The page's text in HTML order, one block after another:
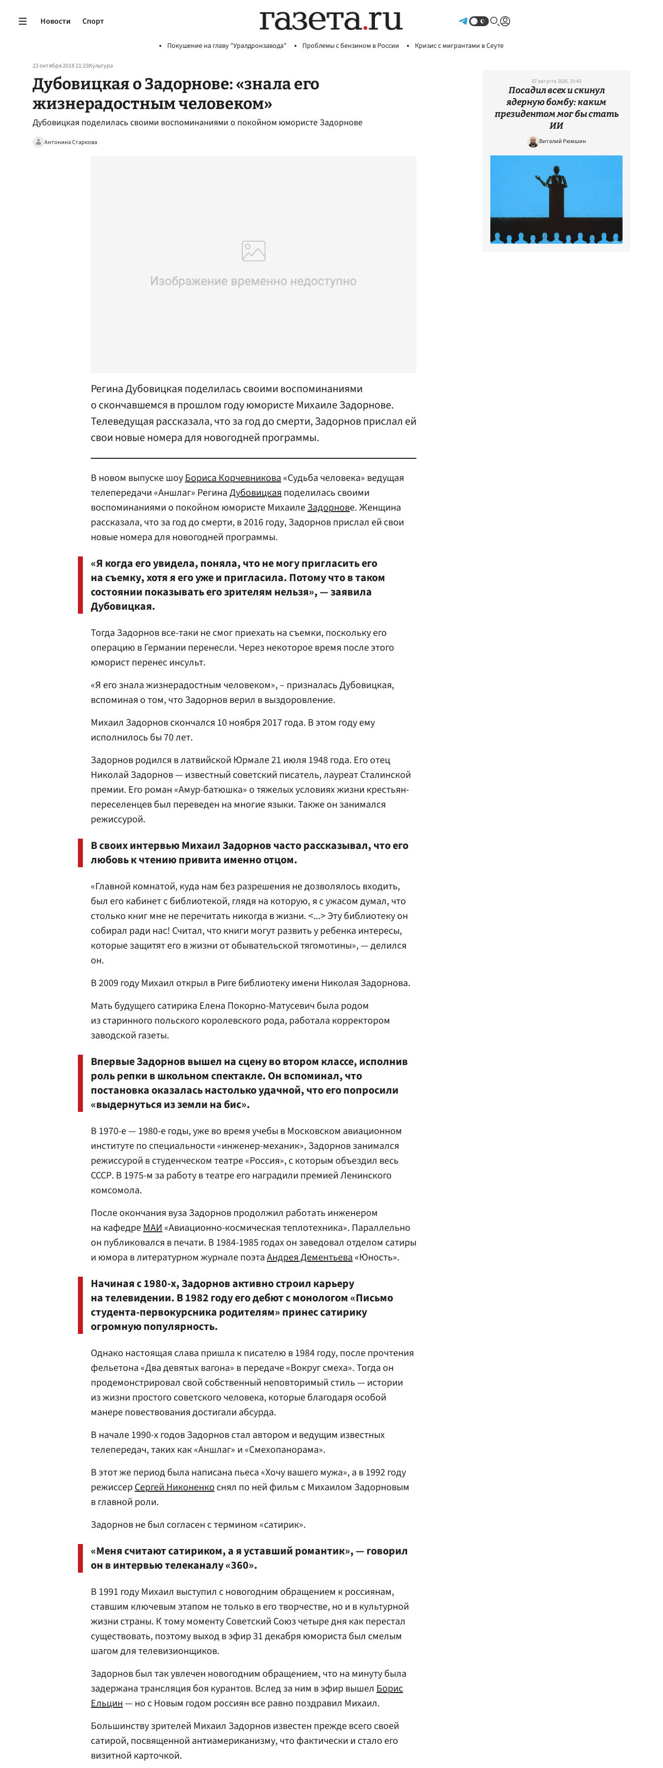
Новости Спорт
Покушение на главу "Уралдронзавода" Проблемы с бензином в России Кризис с мигрантами в Сеуте
22 октября 2018 21:23Культура
Дубовицкая о Задорнове: «знала его
жизнерадостным человеком»
Дубовицкая поделилась своими воспоминаниями о покойном юмористе Задорнове
Антонина Старкова
Регина Дубовицкая поделилась своими воспоминаниями
о скончавшемся в прошлом году юмористе Михаиле Задорнове.
Телеведущая рассказала, что за год до смерти, Задорнов прислал ей
свои новые номера для новогодней программы.
В новом выпуске шоуБориса Корчевникова«Судьба человека» ведущая
телепередачи «Аншлаг» РегинаДубовицкаяподелилась своими
воспоминаниями о покойном юмористе МихаилеЗадорнове. Женщина
рассказала, что за год до смерти, в 2016 году, Задорнов прислал ей свои
новые номера для новогодней программы.
«Я когда его увидела, поняла, что не могу пригласить его
на съемку, хотя я его уже и пригласила. Потому что в таком
состоянии показывать его зрителям нельзя», — заявила
Дубовицкая.
Тогда Задорнов все-таки не смог приехать на съемки, поскольку его
операцию в Германии перенесли. Через некоторое время после этого
юморист перенес инсульт.
«Я его знала жизнерадостным человеком», – призналась Дубовицкая,
вспоминая о том, что Задорнов верил в выздоровление.
Михаил Задорнов скончался 10 ноября 2017 года. В этом году ему
исполнилось бы 70 лет.
Задорнов родился в латвийской Юрмале 21 июля 1948 года. Его отец
Николай Задорнов — известный советский писатель, лауреат Сталинской
премии. Его роман «Амур-батюшка» о тяжелых условиях жизни крестьян-
переселенцев был переведен на многие языки. Также он занимался
режиссурой.
В своих интервью Михаил Задорнов часто рассказывал, что его
любовь к чтению привита именно отцом.
«Главной комнатой, куда нам без разрешения не дозволялось входить,
был его кабинет с библиотекой, глядя на которую, я с ужасом думал, что
столько книг мне не перечитать никогда в жизни. <...> Эту библиотеку он
собирал ради нас! Считал, что книги могут развить у ребенка интересы,
которые защитят его в жизни от обывательской тягомотины», — делился
он.
В 2009 году Михаил открыл в Риге библиотеку имени Николая Задорнова.
Мать будущего сатирика Елена Покорно-Матусевич была родом
из старинного польского королевского рода, работала корректором
заводской газеты.
Впервые Задорнов вышел на сцену во втором классе, исполнив
роль репки в школьном спектакле. Он вспоминал, что
постановка оказалась настолько удачной, что его попросили
«выдернуться из земли на бис».
В 1970-е — 1980-е годы, уже во время учебы в Московском авиационном
институте по специальности «инженер-механик», Задорнов занимался
режиссурой в студенческом театре «Россия», с которым объездил весь
СССР. В 1975-м за работу в театре его наградили премией Ленинского
комсомола.
После окончания вуза Задорнов продолжил работать инженером
на кафедреМАИ«Авиационно-космическая теплотехника». Параллельно
он публиковался в печати. В 1984-1985 годах он заведовал отделом сатиры
и юмора в литературном журнале поэтаАндрея Дементьева«Юность».
Начиная с 1980-х, Задорнов активно строил карьеру
на телевидении. В 1982 году его дебют с монологом «Письмо
студента-первокурсника родителям» принес сатирику
огромную популярность.
Однако настоящая слава пришла к писателю в 1984 году, после прочтения
фельетона «Два девятых вагона» в передаче «Вокруг смеха». Тогда он
продемонстрировал свой собственный неповторимый стиль — истории
из жизни простого советского человека, которые благодаря особой
манере повествования достигали абсурда.
В начале 1990-х годов Задорнов стал автором и ведущим известных
телепередач, таких как «Аншлаг» и «Смехопанорама».
В этот же период была написана пьеса «Хочу вашего мужа», а в 1992 году
режиссерСергей Никоненкоснял по ней фильм с Михаилом Задорновым
в главной роли.
Задорнов не был согласен с термином «сатирик».
«Меня считают сатириком, а я уставший романтик», — говорил
он в интервью телеканалу «360».
В 1991 году Михаил выступил с новогодним обращением к россиянам,
ставшим ключевым этапом не только в его творчестве, но и в культурной
жизни страны. К тому моменту Советский Союз четыре дня как перестал
существовать, поэтому выход в эфир 31 декабря юмориста был смелым
шагом для телевизионщиков.
Задорнов был так увлечен новогодним обращением, что на минуту была
задержана трансляция боя курантов. Вслед за ним в эфир вышел Борис
Ельцин— но с Новым годом россиян все равно поздравил Михаил.
Большинству зрителей Михаил Задорнов известен прежде всего своей
сатирой, посвященной антиамериканизму, что фактически и стало его
визитной карточкой.
07 августа 2026, 10:43
Посадил всех и скинул
ядерную бомбу: каким
президентом мог бы стать
ИИ
Виталий Рюмшин